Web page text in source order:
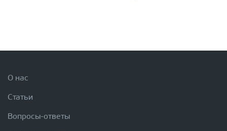
О нас
Статьи
Вопросы-ответы